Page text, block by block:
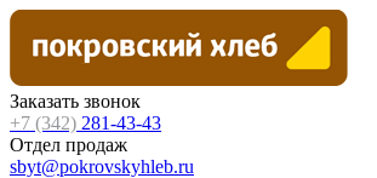
Заказать звонок
+7 (342) 281-43-43
Отдел продаж
sbyt@pokrovskyhleb.ru